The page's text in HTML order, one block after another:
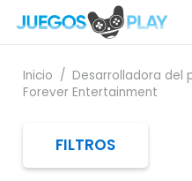
Inicio / Desarrolladora del
Forever Entertainment
FILTROS